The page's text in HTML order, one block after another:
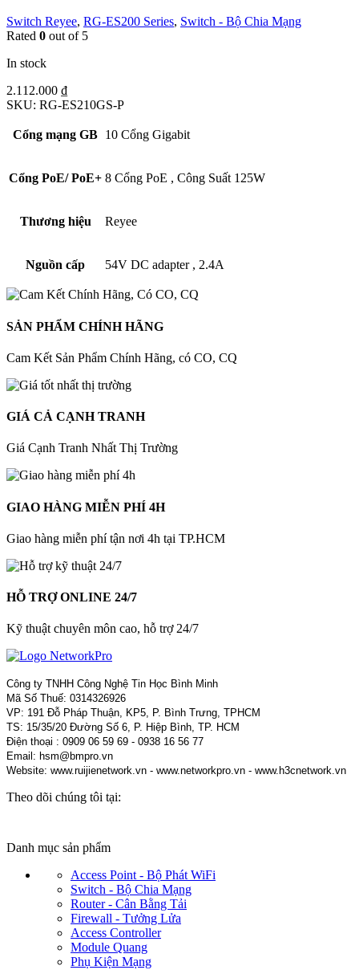
Switch Reyee, RG-ES200 Series, Switch - Bộ Chia Mạng
Rated 0 out of 5
In stock
2.112.000 ₫
SKU: RG-ES210GS-P
Cổng mạng GB 10 Cổng Gigabit
Cổng PoE/ PoE+ 8 Cổng PoE , Công Suất 125W
Thương hiệu Reyee
Nguồn cấp 54V DC adapter , 2.4A
SẢN PHẨM CHÍNH HÃNG
Cam Kết Sản Phẩm Chính Hãng, có CO, CQ
GIÁ CẢ CẠNH TRANH
Giá Cạnh Tranh Nhất Thị Trường
GIAO HÀNG MIỄN PHÍ 4H
Giao hàng miễn phí tận nơi 4h tại TP.HCM
HỖ TRỢ ONLINE 24/7
Kỹ thuật chuyên môn cao, hỗ trợ 24/7
Công ty TNHH Công Nghệ Tin Học Bình Minh
Mã Số Thuế: 0314326926
VP: 191 Đỗ Pháp Thuận, KP5, P. Bình Trưng, TPHCM
TS: 15/35/20 Đường Số 6, P. Hiệp Bình, TP. HCM
Điện thoại : 0909 06 59 69 - 0938 16 56 77
Email: hsm@bmpro.vn
Website: www.ruijienetwork.vn - www.networkpro.vn - www.h3cnetwork.vn
Theo dõi chúng tôi tại:
Danh mục sản phẩm
Access Point - Bộ Phát WiFi
Switch - Bộ Chia Mạng
Router - Cân Bằng Tải
Firewall - Tưởng Lửa
Access Controller
Module Quang
Phụ Kiện Mạng